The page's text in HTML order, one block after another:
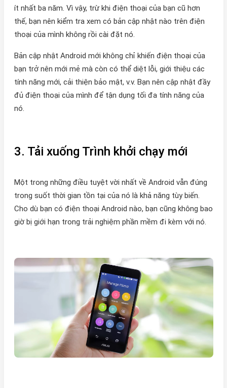
ít nhất ba năm. Vì vậy, trừ khi điện thoại của bạn cũ hơn
thế, bạn nên kiểm tra xem có bản cập nhật nào trên điện
thoại của mình không rồi cài đặt nó.
Bản cập nhật Android mới không chỉ khiến điện thoại của
bạn trở nên mới mẻ mà còn có thể diệt lỗi, giới thiệu các
tính năng mới, cải thiện bảo mật, v.v. Bạn nên cập nhật đầy
đủ điện thoại của mình để tận dụng tối đa tính năng của
nó.
3. Tải xuống Trình khởi chạy mới
Một trong những điều tuyệt vời nhất về Android vẫn đúng
trong suốt thời gian tồn tại của nó là khả năng tùy biến.
Cho dù bạn có điện thoại Android nào, bạn cũng không bao
giờ bị giới hạn trong trải nghiệm phần mềm đi kèm với nó.